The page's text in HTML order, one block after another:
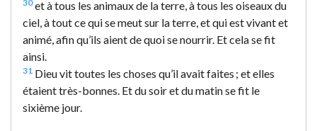
30et à tous les animaux de la terre, à tous les oiseaux du
ciel, à tout ce qui se meut sur la terre, et qui est vivant et
animé, afin qu’ils aient de quoi se nourrir. Et cela se fit
ainsi.
31 Dieu vit toutes les choses qu’il avait faites ; et elles
étaient très-bonnes. Et du soir et du matin se fit le
sixième jour.